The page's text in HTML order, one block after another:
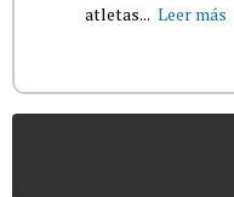
atletas... Leer más